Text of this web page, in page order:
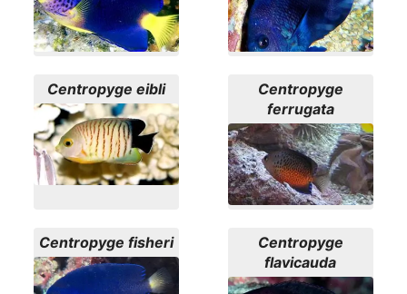
Centropyge eibli
Centropyge
ferrugata
Centropyge fisheri
Centropyge
flavicauda